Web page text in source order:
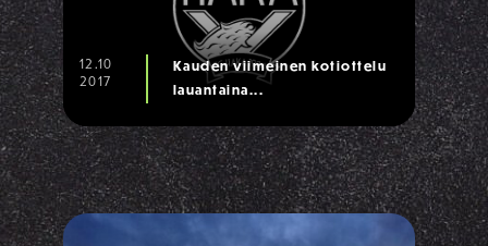
12.10
2017
Kauden viimeinen kotiottelu
lauantaina...